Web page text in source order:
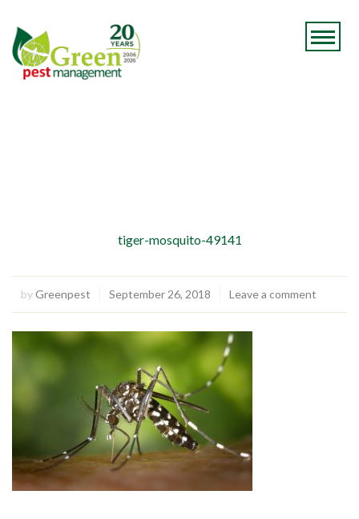
tiger-mosquito-49141
byGreenpest September 26, 2018 Leave a comment